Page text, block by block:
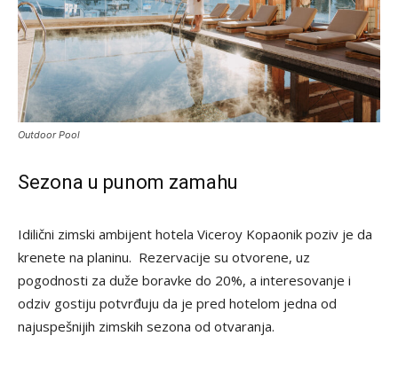
Outdoor Pool
Sezona u punom zamahu
Idilični zimski ambijent hotela Viceroy Kopaonik poziv je da
krenete na planinu. Rezervacije su otvorene, uz
pogodnosti za duže boravke do 20%, a interesovanje i
odziv gostiju potvrđuju da je pred hotelom jedna od
najuspešnijih zimskih sezona od otvaranja.